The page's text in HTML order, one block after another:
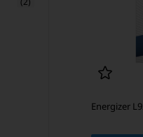
Energizer